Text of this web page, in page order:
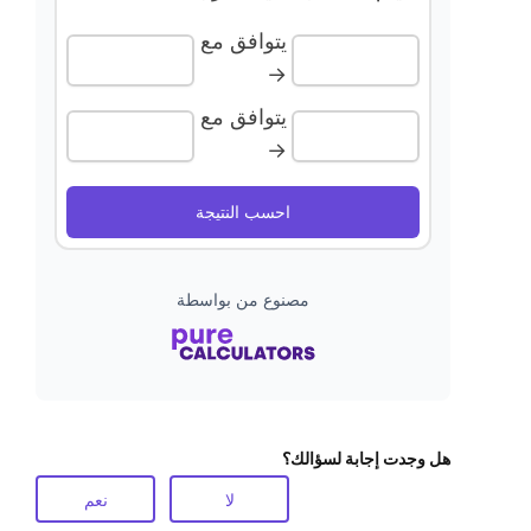
يتوافق مع
→
يتوافق مع
→
احسب النتيجة
مصنوع من بواسطة
هل وجدت إجابة لسؤالك؟
نعم لا